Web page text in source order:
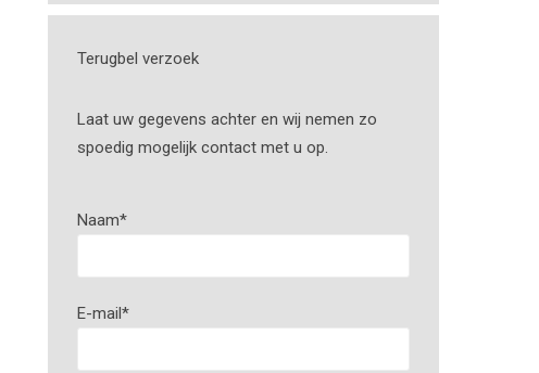
Terugbel verzoek
Laat uw gegevens achter en wij nemen zo
spoedig mogelijk contact met u op.
Naam*
E-mail*